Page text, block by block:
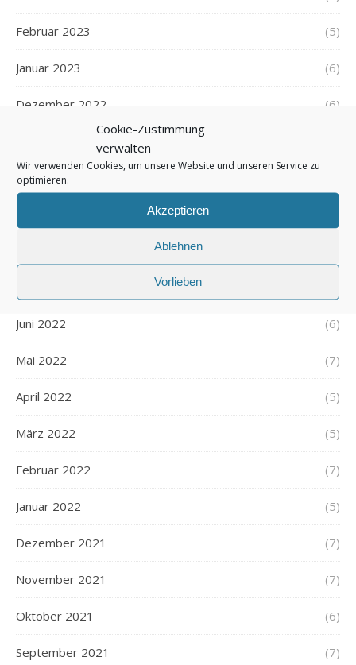
Cookie-Zustimmung
verwalten
Wir verwenden Cookies, um unsere Website und unseren Service zu
optimieren.
Akzeptieren
Ablehnen
Vorlieben
Februar 2023 (5)
Januar 2023 (6)
Dezember 2022 (6)
Oktober 2022
Juni 2022 (6)
Mai 2022 (7)
April 2022 (5)
März 2022 (5)
Februar 2022 (7)
Januar 2022 (5)
Dezember 2021 (7)
November 2021 (7)
Oktober 2021 (6)
September 2021 (7)